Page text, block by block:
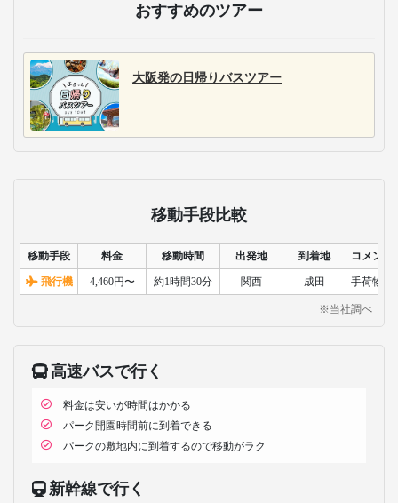
おすすめのツアー
大阪発の日帰りバスツアー
移動手段比較
移動手段 料金 移動時間 出発地 到着地 コメント
飛行機 4,460円〜 約1時間30分 関西 成田 手荷物検
※当社調べ
高速バスで行く
料金は安いが時間はかかる
パーク開園時間前に到着できる
パークの敷地内に到着するので移動がラク
新幹線で行く